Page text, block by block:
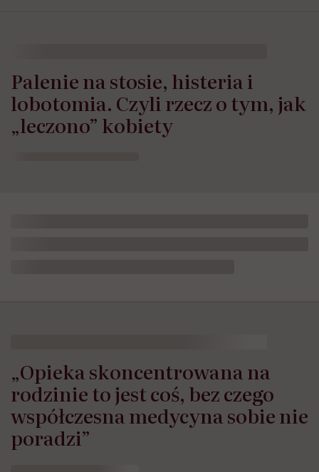
Palenie na stosie, histeria i
lobotomia. Czyli rzecz o tym, jak
„leczono” kobiety
„Opieka skoncentrowana na
rodzinie to jest coś, bez czego
współczesna medycyna sobie nie
poradzi”